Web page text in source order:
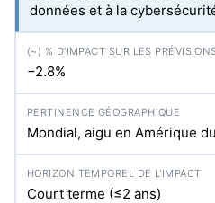
données et à la
−2.8%
Mondial, aigu en Amérique
Court terme (≤2 ans)